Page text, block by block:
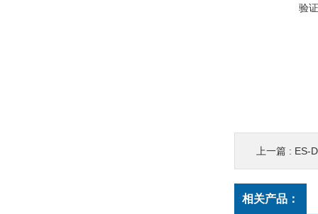
验
上一篇 : ES-
相关产品：